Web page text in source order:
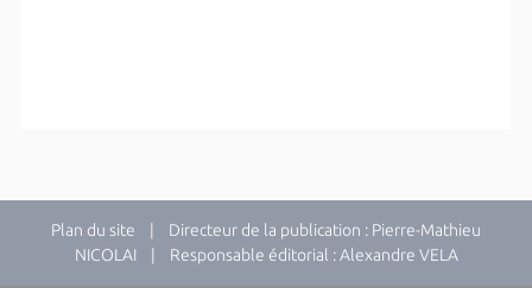
Plan du site | Directeur de la publication : Pierre-Mathieu
NICOLAI | Responsable éditorial : Alexandre VELA